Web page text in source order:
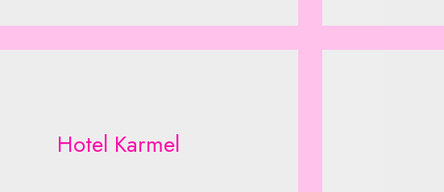
Hotel Karmel